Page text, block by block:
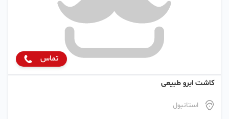
تماس
کاشت ابرو طبیعی
استانبول